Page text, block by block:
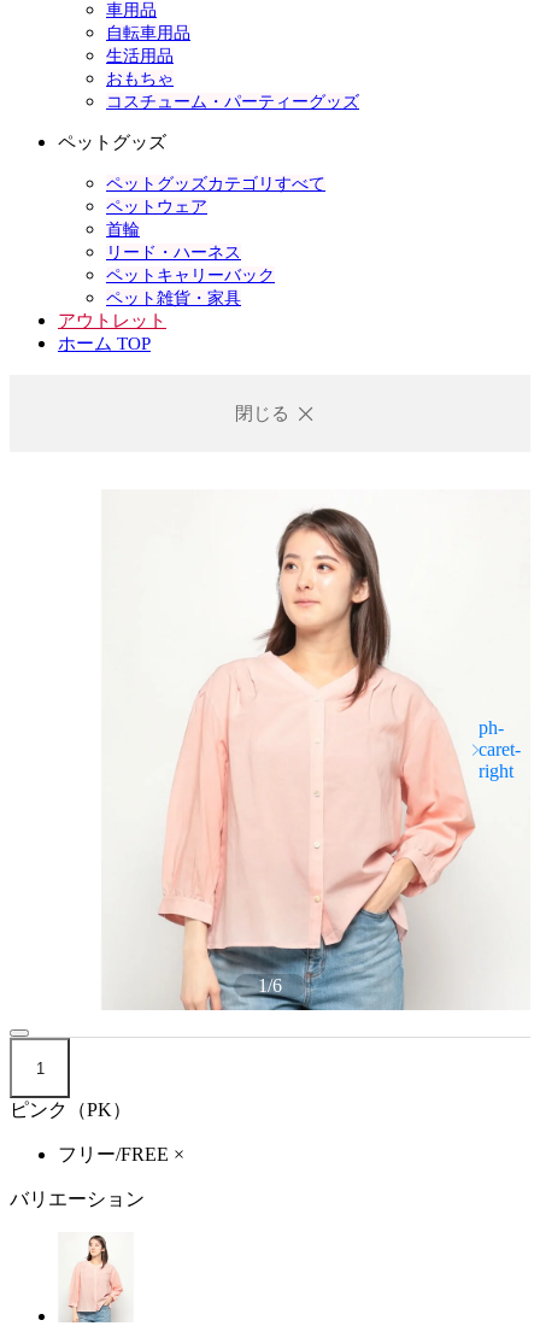
車用品
自転車用品
生活用品
おもちゃ
コスチューム・パーティーグッズ
ペットグッズ
ペットグッズカテゴリすべて
ペットウェア
首輪
リード・ハーネス
ペットキャリーバック
ペット雑貨・家具
アウトレット
ホーム TOP
閉じる
1/6
1
ピンク（PK）
フリー/FREE ×
バリエーション